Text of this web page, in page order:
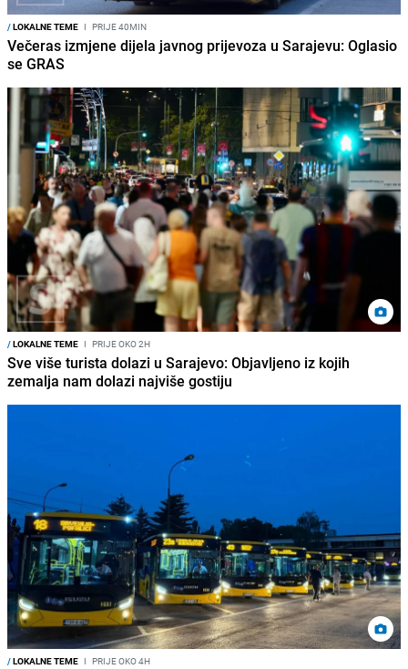
/LOKALNE TEME I PRIJE 40MIN
Večeras izmjene dijela javnog prijevoza u Sarajevu: Oglasio
se GRAS
/LOKALNE TEME I PRIJE OKO 2H
Sve više turista dolazi u Sarajevo: Objavljeno iz kojih
zemalja nam dolazi najviše gostiju
/LOKALNE TEME I PRIJE OKO 4H